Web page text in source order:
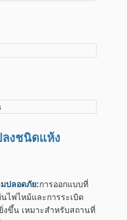
งชนิดแห้ง
ปลอดภัย:การออกแบบที่
ไฟไหม้และการระเบิด
งขึ้น เหมาะสำหรับสถานที่